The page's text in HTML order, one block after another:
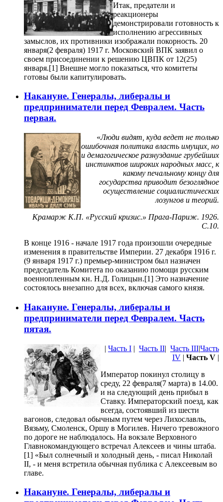
Итак, предатели и
реакционеры
демонстрировали готовность к
исполнению агрессивных
замыслов, их противники изображали покорность. 20
января(2 февраля) 1917 г. Московский ВПК заявил о
своем присоединении к решению ЦВПК от 12(25)
января.[1] Внешне могло показаться, что комитеты
готовы были капитулировать.
Накануне. Генералы, либералы и
предприниматели перед Февралем. Часть
первая.
«Люди видят, куда ведет не только
ошибочная политика власть имущих, но
и демагогическое разнуздание грубейших
инстинктов широких народных масс, к
какому печальному концу для
государства приводит безоглядное
осуществление социалистических
лозунгов и теорий.
Крамарж К.П. «Русский кризис.» Прага-Париж. 1926.
С.10.
В конце 1916 - начале 1917 года произошли очередные
изменения в правительстве Империи. 27 декабря 1916 г.
(9 января 1917 г.) премьер-министром был назначен
председатель Комитета по оказанию помощи русским
военнопленным кн. Н.Д. Голицын.[1] Это назначение
состоялось внезапно для всех, включая самого князя.
Накануне. Генералы, либералы и
предприниматели перед Февралем. Часть
пятая.
| Часть I | Часть II| Часть III|Часть
IV | Часть V |
Император покинул столицу в
среду, 22 февраля(7 марта) в 14.00.
и на следующий день прибыл в
Ставку. Императорский поезд, как
всегда, состоявший из шести
вагонов, следовал обычным путем через Лихославль,
Вязьму, Смоленск, Оршу в Могилев. Ничего тревожного
по дороге не наблюдалось. На вокзале Верховного
Главнокомандующего встречал Алексеев и чины штаба.
[1] «Был солнечный и холодный день, - писал Николай
II, - и меня встретила обычная публика с Алексеевым во
главе.
Накануне. Генералы, либералы и